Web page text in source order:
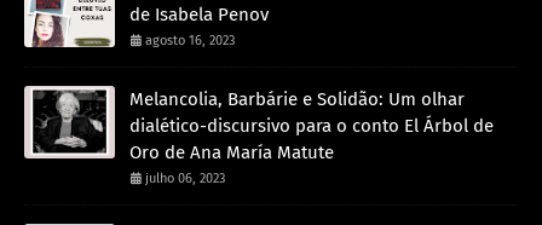
de Isabela Penov
agosto 16, 2023
Melancolia, Barbárie e Solidão: Um olhar
dialético-discursivo para o conto El Árbol de
Oro de Ana María Matute
julho 06, 2023